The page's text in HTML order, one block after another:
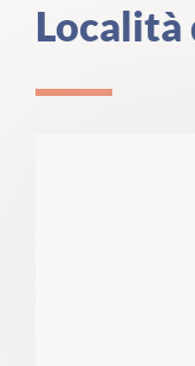
Località